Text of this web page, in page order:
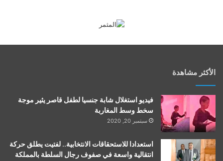
الأكثر مشاهدة
فيديو استغلال شابة جنسيا لطفل قاصر يثير موجة
سخط وسط المغاربة
سبتمبر 20, 2020
استعدادا للاستحقاقات الانتخابية.. لفتيت يطلق حركة
انتقالية واسعة في صفوف رجال السلطة بالمملكة